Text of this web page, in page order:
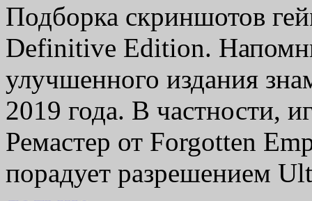
Подборка скриншотов
Definitive Edition.
улучшенного издания
2019 года. В частности,
Ремастер от Forgotten
порадует разрешением